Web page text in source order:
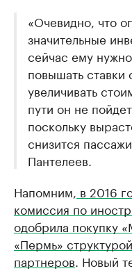
«Очевидно, что
значительные
сейчас ему
повышать ставки
увеличивать
пути он не
поскольку
снизится
Пантелеев.
Напомним, в 2016
комиссия по
одобрила покупку
«Пермь»
партнеров . Новый